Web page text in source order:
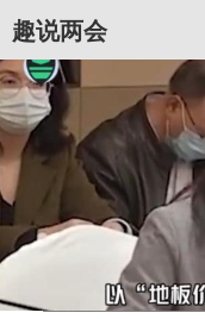
趣说两会